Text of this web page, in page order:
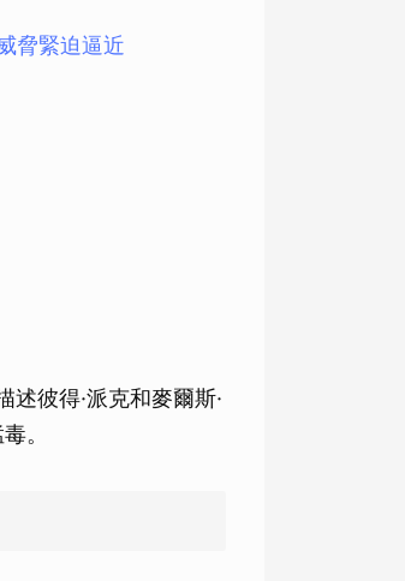
脅緊迫逼近
彼得·派克和麥爾斯·
。